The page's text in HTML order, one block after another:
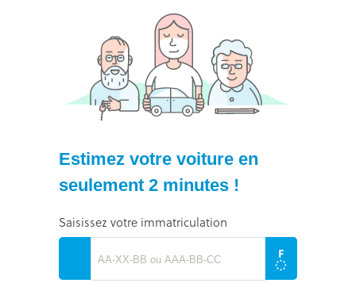
Estimez votre voiture en
seulement 2 minutes !
Saisissez votre immatriculation